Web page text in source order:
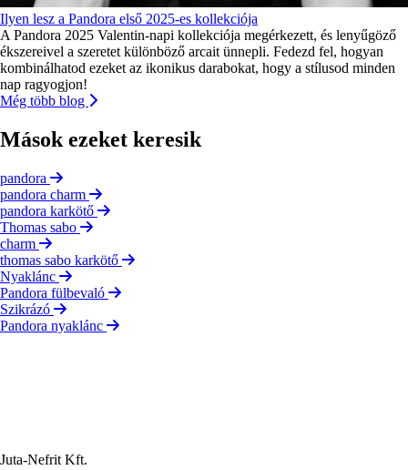
Ilyen lesz a Pandora első 2025-es kollekciója
A Pandora 2025 Valentin-napi kollekciója megérkezett, és lenyűgöző
ékszereivel a szeretet különböző arcait ünnepli. Fedezd fel, hogyan
kombinálhatod ezeket az ikonikus darabokat, hogy a stílusod minden
nap ragyogjon!
Még több blog
Mások ezeket keresik
pandora
pandora charm
pandora karkötő
Thomas sabo
charm
thomas sabo karkötő
Nyaklánc
Pandora fülbevaló
Szikrázó
Pandora nyaklánc
Juta-Nefrit Kft.